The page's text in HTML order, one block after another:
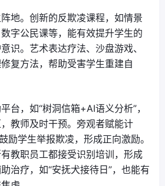
地。创新的反欺凌课程，如情景
字公民课等，能有效提升学生的
识。艺术表达疗法、沙盘游戏、
复方法，帮助受害学生重建自
台，如“树洞信箱+AI语义分析”，
教师及时干预。旁观者赋能计
励学生举报欺凌，形成正向激励。
教职员工都接受识别培训，形成
治疗，如“安抚犬接待日”，也能有